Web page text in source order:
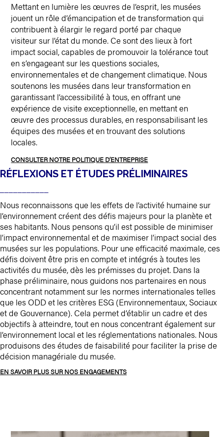
Mettant en lumière les œuvres de l’esprit, les musées
jouent un rôle d’émancipation et de transformation qui
contribuent à élargir le regard porté par chaque
visiteur sur l’état du monde. Ce sont des lieux à fort
impact social, capables de promouvoir la tolérance tout
en s’engageant sur les questions sociales,
environnementales et de changement climatique. Nous
soutenons les musées dans leur transformation en
garantissant l’accessibilité à tous, en offrant une
expérience de visite exceptionnelle, en mettant en
œuvre des processus durables, en responsabilisant les
équipes des musées et en trouvant des solutions
locales.
CONSULTER NOTRE POLITIQUE D’ENTREPRISE
RÉFLEXIONS ET ÉTUDES PRÉLIMINAIRES
Nous reconnaissons que les effets de l’activité humaine sur
l’environnement créent des défis majeurs pour la planète et
ses habitants. Nous pensons qu’il est possible de minimiser
l’impact environnemental et de maximiser l’impact social des
musées sur les populations. Pour une efficacité maximale, ces
défis doivent être pris en compte et intégrés à toutes les
activités du musée, dès les prémisses du projet. Dans la
phase préliminaire, nous guidons nos partenaires en nous
concentrant notamment sur les normes internationales telles
que les ODD et les critères ESG (Environnementaux, Sociaux
et de Gouvernance). Cela permet d’établir un cadre et des
objectifs à atteindre, tout en nous concentrant également sur
l’environnement local et les réglementations nationales. Nous
produisons des études de faisabilité pour faciliter la prise de
décision managériale du musée.
EN SAVOIR PLUS SUR NOS ENGAGEMENTS